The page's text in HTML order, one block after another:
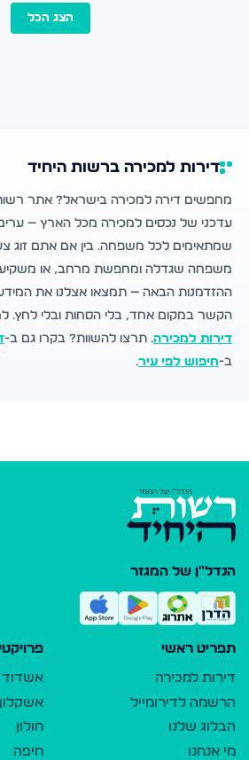
הצג הכל
דירות למכירה ברשות היחיד
מחפשים דירה למכירה בישראל? אתר
עדכני של נכסים למכירה מכל הארץ — ערים,
שמתאימים לכל משפחה. בין אם אתם זוג
משפחה שגדלה ומחפשת מרחב, או
ההזדמנות הבאה — תמצאו אצלנו את
הקשר במקום אחד, בלי הסחות ובלי לחץ.
דירות למכירה. תרצו להשוות? בקרו גם ב-
ב-חיפוש לפי עיר.
הנדל"ן של המגזר
תפריט ראשי
דירות למכירה
הרשמה לדירומייל
הבלוג שלנו
מי אנחנו
אשדוד
אשקלון
חולון
חיפה